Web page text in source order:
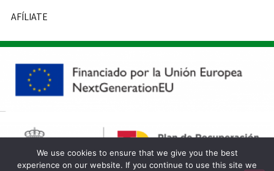
AFÍLIATE
We use cookies to ensure that we give you the best
experience on our website. If you continue to use this site we